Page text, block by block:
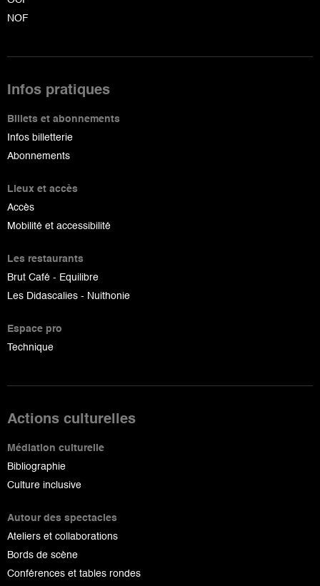
NOF
Infos pratiques
Billets et abonnements
Infos billetterie
Abonnements
Lieux et accès
Accès
Mobilité et accessibilité
Les restaurants
Brut Café - Equilibre
Les Didascalies - Nuithonie
Espace pro
Technique
Actions culturelles
Médiation culturelle
Bibliographie
Culture inclusive
Autour des spectacles
Ateliers et collaborations
Bords de scène
Conférences et tables rondes